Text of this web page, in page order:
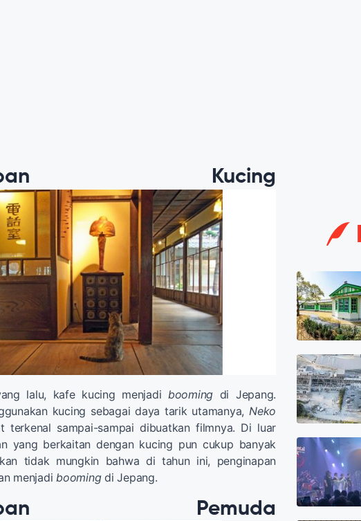
Kucing
lalu, kafe kucing menjadi booming di Jepang.
kucing sebagai daya tarik utamanya, Neko
terkenal sampai-sampai dibuatkan filmnya. Di luar
yang berkaitan dengan kucing pun cukup banyak
tidak mungkin bahwa di tahun ini, penginapan
menjadi boomingdi Jepang.
Pemuda